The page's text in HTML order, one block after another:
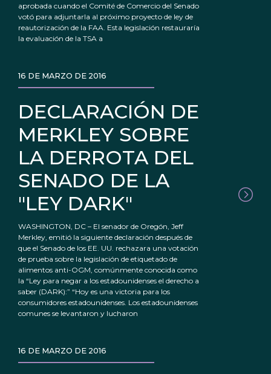
aprobada cuando el Comité de Comercio del Senado
votó para adjuntarla al próximo proyecto de ley de
reautorización de la FAA. Esta legislación restauraría
la evaluación de la TSA a
DECLARACIÓN DE
MERKLEY SOBRE
LA DERROTA DEL
SENADO DE LA
"LEY DARK"
16 DE MARZO DE 2016
WASHINGTON, DC – El senador de Oregón, Jeff
Merkley, emitió la siguiente declaración después de
que el Senado de los EE. UU. rechazara una votación
de prueba sobre la legislación de etiquetado de
alimentos anti-OGM, comúnmente conocida como
la “Ley para negar a los estadounidenses el derecho a
saber (DARK):” “Hoy es una victoria para los
consumidores estadounidenses. Los estadounidenses
comunes se levantaron y lucharon
16 DE MARZO DE 2016